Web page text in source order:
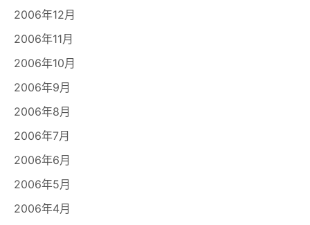
2006年12月
2006年11月
2006年10月
2006年9月
2006年8月
2006年7月
2006年6月
2006年5月
2006年4月